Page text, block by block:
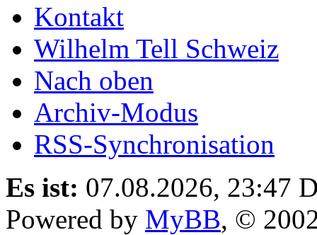
Kontakt
Wilhelm Tell Schweiz
Nach oben
Archiv-Modus
RSS-Synchronisation
Es ist: 07.08.2026, 23:47
Powered by MyBB, ©